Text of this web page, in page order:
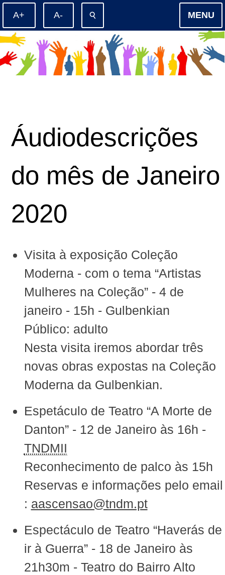
MENU
⚲
Áudiodescrições
do mês de Janeiro
2020
Visita à exposição Coleção
Moderna - com o tema “Artistas
Mulheres na Coleção” - 4 de
janeiro - 15h - Gulbenkian
Público: adulto
Nesta visita iremos abordar três
novas obras expostas na Coleção
Moderna da Gulbenkian.
Espetáculo de Teatro “A Morte de
Danton” - 12 de Janeiro às 16h -
TNDMII
Reconhecimento de palco às 15h
Reservas e informações pelo email
: aascensao@tndm.pt
Espectáculo de Teatro “Haverás de
ir à Guerra” - 18 de Janeiro às
21h30m - Teatro do Bairro Alto